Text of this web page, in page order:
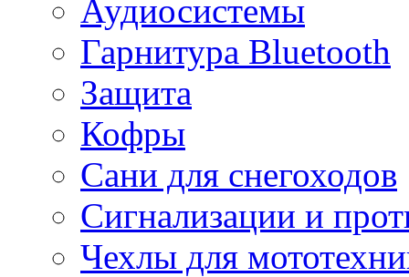
Аудиосистемы
Гарнитура Bluetooth
Защита
Кофры
Сани для снегоходов
Сигнализации и
Чехлы для